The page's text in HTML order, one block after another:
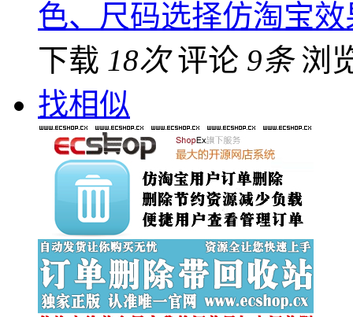
色、尺码选择仿淘宝
下载 18次 评论 9条 浏
找相似